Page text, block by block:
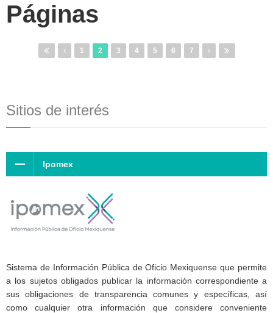
Páginas
1 2 3 4 5 6 7
Sitios de interés
Ipomex
Sistema de Información Pública de Oficio Mexiquense que permite
a los sujetos obligados publicar la información correspondiente a
sus obligaciones de transparencia comunes y específicas, así
como cualquier otra información que considere conveniente